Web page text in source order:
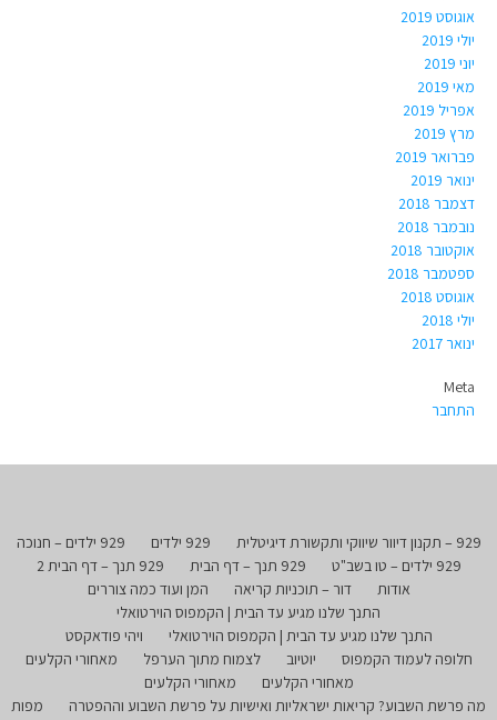
אוגוסט 2019
יולי 2019
יוני 2019
מאי 2019
אפריל 2019
מרץ 2019
פברואר 2019
ינואר 2019
דצמבר 2018
נובמבר 2018
אוקטובר 2018
ספטמבר 2018
אוגוסט 2018
יולי 2018
ינואר 2017
Meta
התחבר
929 – תקנון דיוור שיווקי ותקשורת דיגיטלית 929 ילדים
929 ילדים – חנוכה
929 ילדים – טו בשב"ט
929 תנך – דף הבית
929 תנך – דף הבית 2
אודות
דור – תוכניות קריאה
המן ועוד כמה צוררים
התנך שלנו מגיע עד הבית | הקמפוס הוירטואלי
התנך שלנו מגיע עד הבית | הקמפוס הוירטואלי
ויהי פודאקסט
חלופה לעמוד הקמפוס
יוטיוב לצמוח מתוך הערפל
מאחורי הקלעים
מאחורי הקלעים
מאחורי הקלעים
מה פרשת השבוע? קריאות ישראליות ואישיות על פרשת השבוע וההפטרה
מפות